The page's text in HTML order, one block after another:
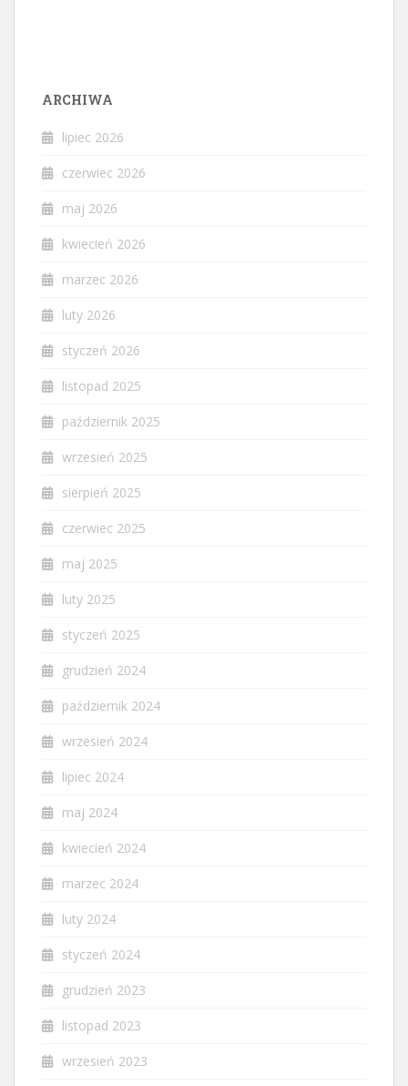
ARCHIWA
lipiec 2026
czerwiec 2026
maj 2026
kwiecień 2026
marzec 2026
luty 2026
styczeń 2026
listopad 2025
październik 2025
wrzesień 2025
sierpień 2025
czerwiec 2025
maj 2025
luty 2025
styczeń 2025
grudzień 2024
październik 2024
wrzesień 2024
lipiec 2024
maj 2024
kwiecień 2024
marzec 2024
luty 2024
styczeń 2024
grudzień 2023
listopad 2023
wrzesień 2023